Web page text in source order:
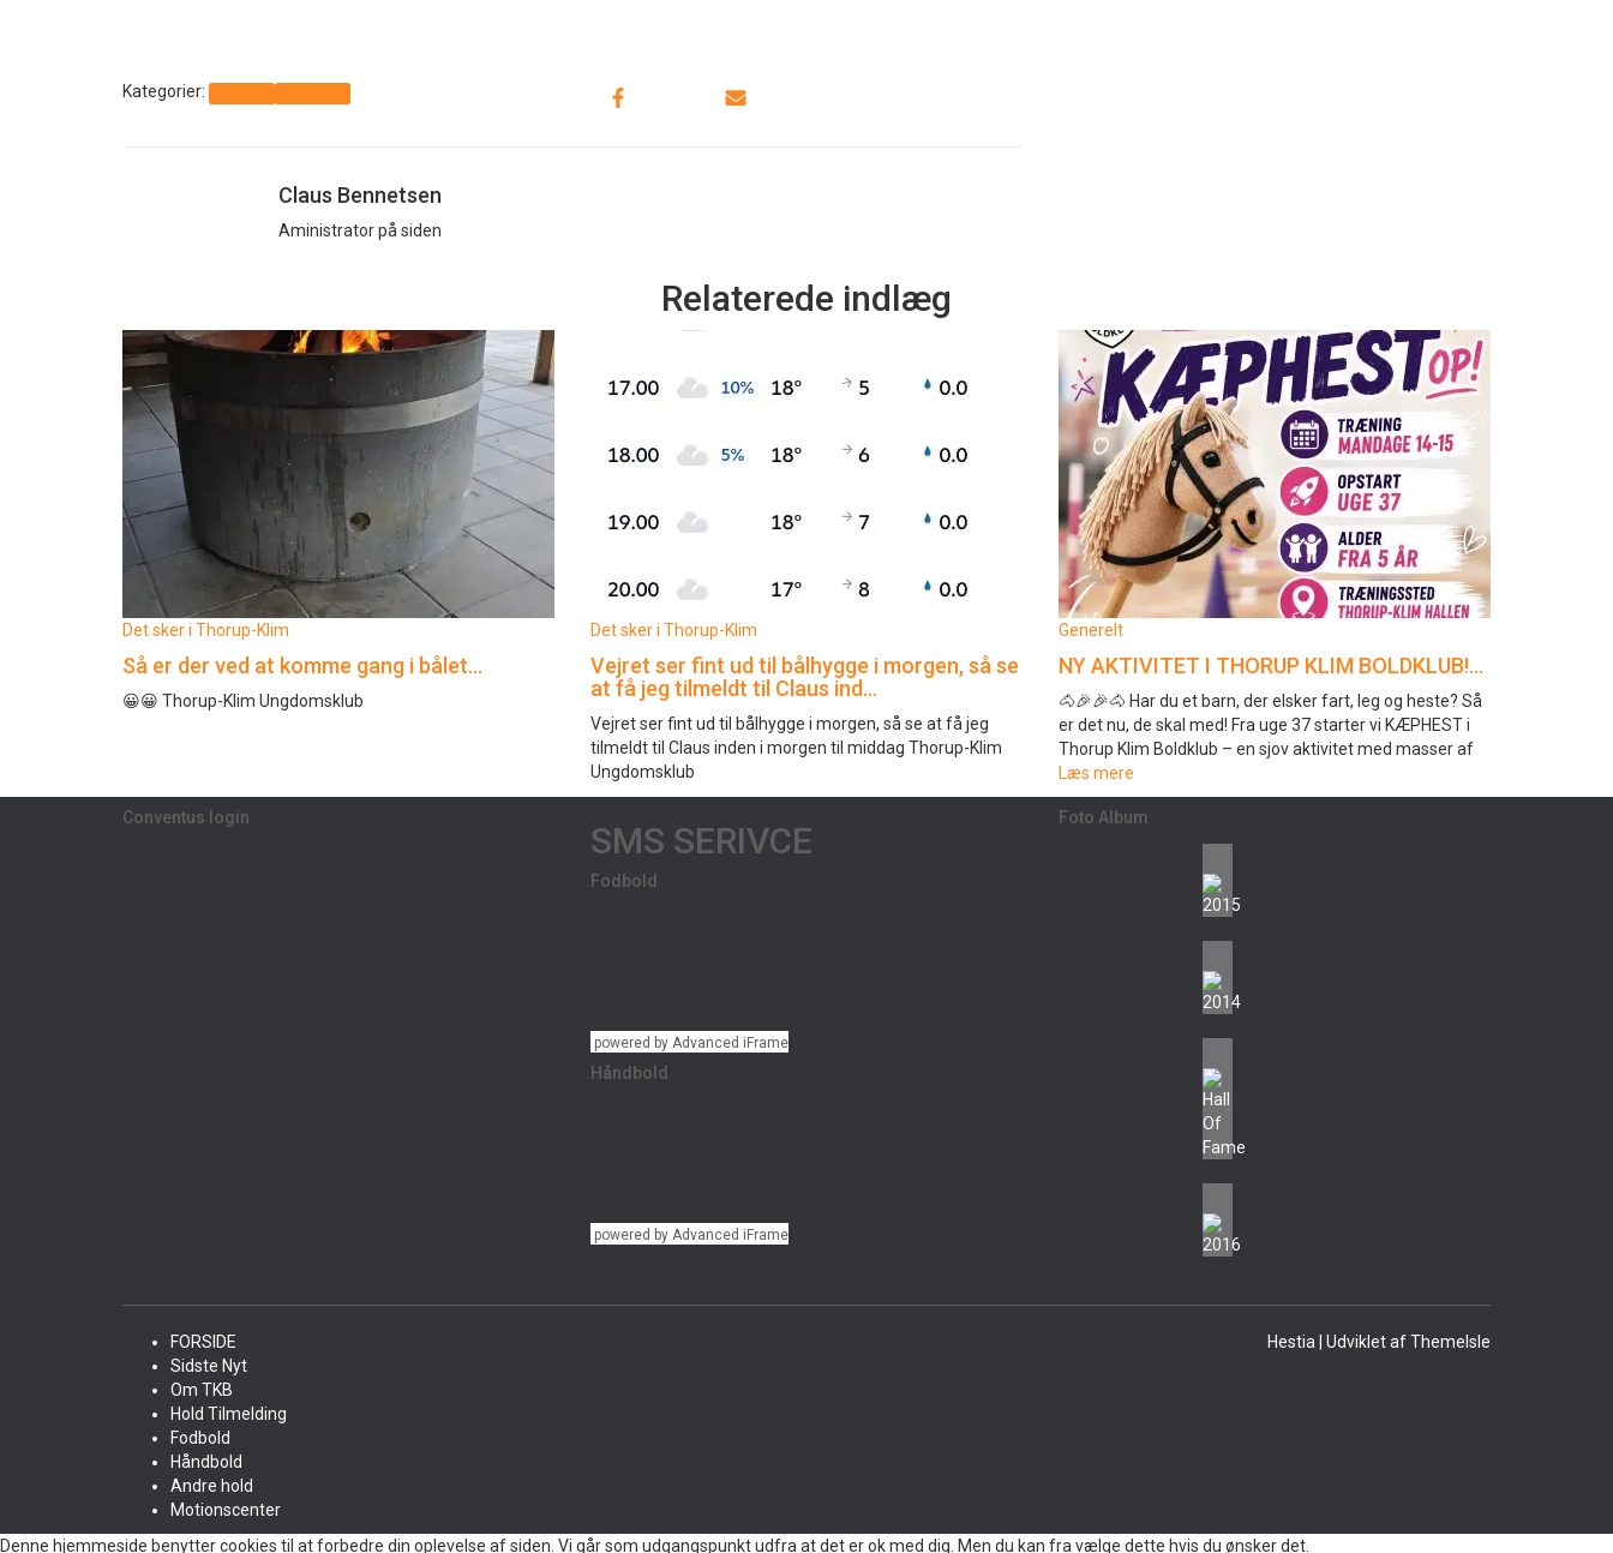
Kategorier:
Claus Bennetsen
Aministrator på siden
Relaterede indlæg
Det sker i Thorup-Klim
Så er der ved at komme gang i bålet…
😀😀 Thorup-Klim Ungdomsklub
Det sker i Thorup-Klim
Vejret ser fint ud til bålhygge i morgen, så se
at få jeg tilmeldt til Claus ind…
Vejret ser fint ud til bålhygge i morgen, så se at få jeg
tilmeldt til Claus inden i morgen til middag Thorup-Klim
Ungdomsklub
Generelt
NY AKTIVITET I THORUP KLIM BOLDKLUB!…
🐴🎉🎉🐴 Har du et barn, der elsker fart, leg og heste? Så
er det nu, de skal med! Fra uge 37 starter vi KÆPHEST i
Thorup Klim Boldklub – en sjov aktivitet med masser af
Læs mere
Conventus login
SMS SERIVCE
Fodbold
powered by Advanced iFrame
Håndbold
powered by Advanced iFrame
Foto Album
FORSIDE
Sidste Nyt
Om TKB
Hold Tilmelding
Fodbold
Håndbold
Andre hold
Motionscenter
Hestia | Udviklet afThemeIsle
Denne hjemmeside benytter cookies til at forbedre din oplevelse af siden. Vi går som udgangspunkt udfra at det er ok med dig. Men du kan fra vælge dette hvis du ønsker det.